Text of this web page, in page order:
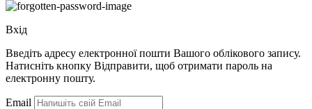
Вхід
Введіть адресу електронної пошти Вашого облікового запису.
Натисніть кнопку Відправити, щоб отримати пароль на
електронну пошту.
Email